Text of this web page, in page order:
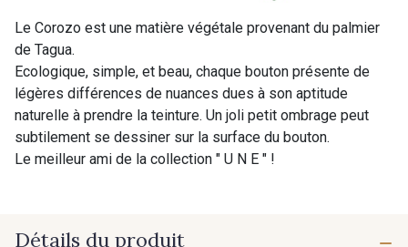
Le Corozo est une matière végétale provenant du palmier
de Tagua.
Ecologique, simple, et beau, chaque bouton présente de
légères différences de nuances dues à son aptitude
naturelle à prendre la teinture. Un joli petit ombrage peut
subtilement se dessiner sur la surface du bouton.
Le meilleur ami de la collection " U N E " !
Détails du produit